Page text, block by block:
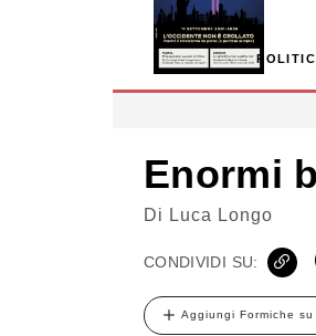
Enormi
Di Luca Longo
CONDIVIDI SU:
Aggiungi Formiche su